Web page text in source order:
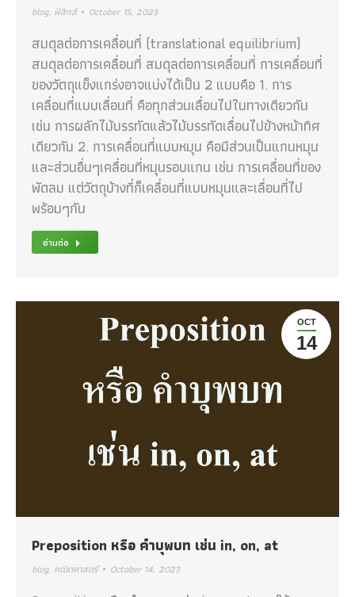
blog, ฟิสิกส์ October 15, 2023
สมดุลต่อการเคลื่อนที่ (translational equilibrium)
สมดุลต่อการเคลื่อนที่ สมดุลต่อการเคลื่อนที่ การเคลื่อนที่
ของวัตถุแข็งแกร่งอาจแบ่งได้เป็น 2 แบบคือ 1. การ
เคลื่อนที่แบบเลื่อนที่ คือทุกส่วนเลื่อนไปในทางเดียวกัน
เช่น การผลักไม้บรรทัดแล้วไม้บรรทัดเลื่อนไปข้างหน้าทิศ
เดียวกัน 2. การเคลื่อนที่แบบหมุน คือมีส่วนเป็นแกนหมุน
และส่วนอื่นๆเคลื่อนที่หมุนรอบแกน เช่น การเคลื่อนที่ของ
พัดลม แต่วัตถุบ้างที่ก็เคลื่อนที่แบบหมุนและเลื่อนที่ไป
พร้อมๆกัน
อ่านต่อ
OCT
14
Preposition หรือ คำบุพบท เช่น in, on, at
blog, คณิตศาสตร์ October 14, 2023